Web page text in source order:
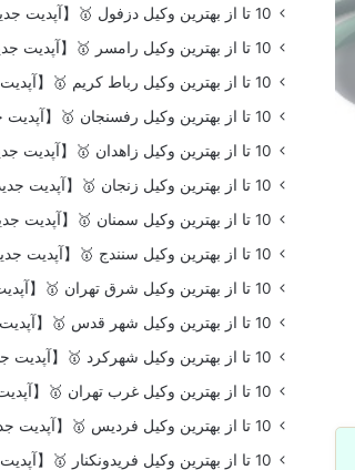
10 تا از بهترین وکیل دزفول 🥇【آپدیت جدید】
10 تا از بهترین وکیل رامسر 🥇【آپدیت جدید】
10 تا از بهترین وکیل رباط کریم 🥇【آپدیت جدید】
10 تا از بهترین وکیل رفسنجان 🥇【آپدیت جدید】
10 تا از بهترین وکیل زاهدان 🥇【آپدیت جدید】
10 تا از بهترین وکیل زنجان 🥇【آپدیت جدید】
10 تا از بهترین وکیل سمنان 🥇【آپدیت جدید】
10 تا از بهترین وکیل سنندج 🥇【آپدیت جدید】
10 تا از بهترین وکیل شرق تهران 🥇【آپدیت جدید】
10 تا از بهترین وکیل شهر قدس 🥇【آپدیت جدید】
10 تا از بهترین وکیل شهرکرد 🥇【آپدیت جدید】
10 تا از بهترین وکیل غرب تهران 🥇【آپدیت جدید】
10 تا از بهترین وکیل فردیس 🥇【آپدیت جدید】
10 تا از بهترین وکیل فریدونکنار 🥇【آپدیت جدید】